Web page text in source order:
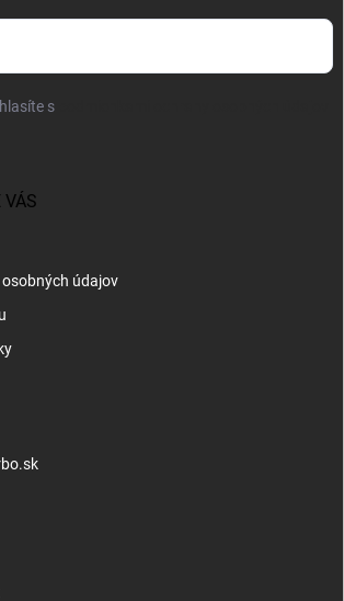
s
VÁS
údajov